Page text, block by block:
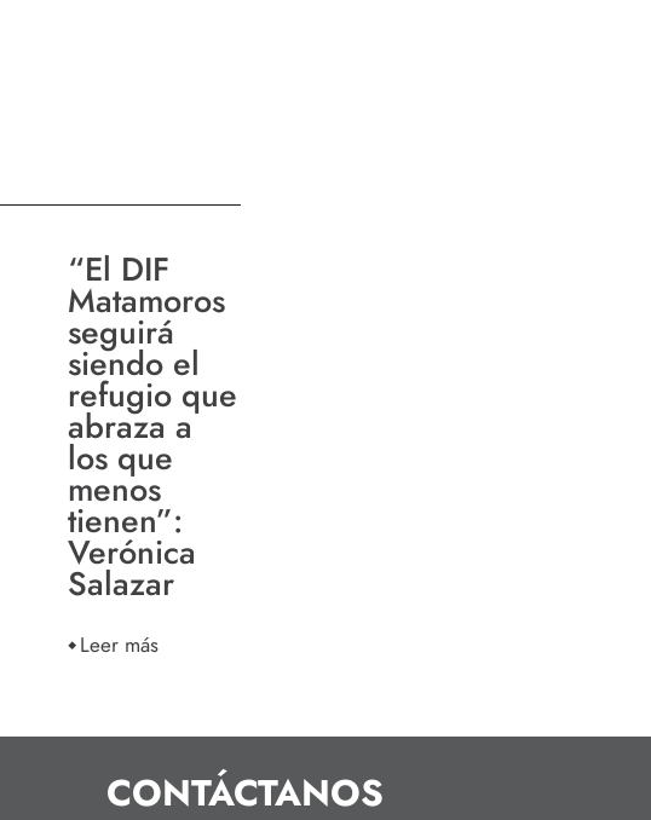
“El DIF
Matamoros
seguirá
siendo el
refugio que
abraza a
los que
menos
tienen”:
Verónica
Salazar
Leer más
CONTÁCTANOS